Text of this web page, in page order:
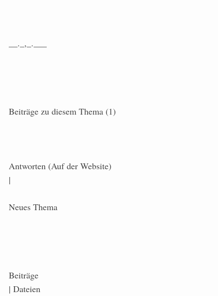
__._,_.___
Beiträge zu diesem Thema (1)
Antworten (Auf der Website)
|
Neues Thema
Beiträge
| Dateien